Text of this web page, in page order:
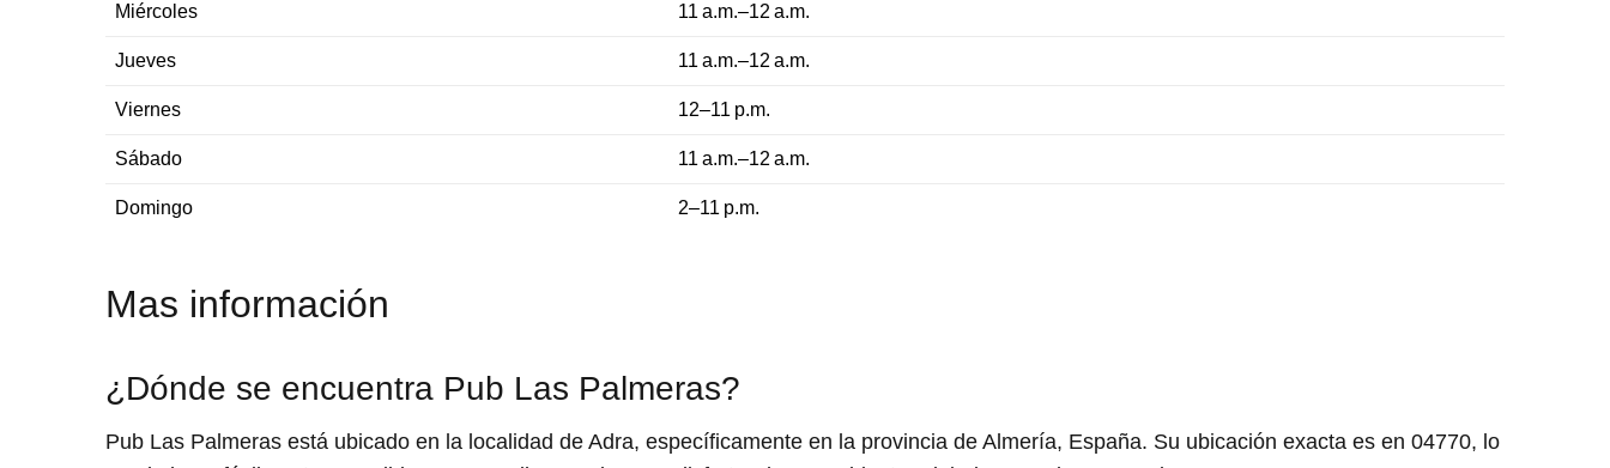
Miércoles 11 a.m.–12 a.m.
Jueves 11 a.m.–12 a.m.
Viernes 12–11 p.m.
Sábado 11 a.m.–12 a.m.
Domingo 2–11 p.m.
Mas información
¿Dónde se encuentra Pub Las Palmeras?
Pub Las Palmeras está ubicado en la localidad de Adra, específicamente en la provincia de Almería, España. Su ubicación exacta es en 04770, lo